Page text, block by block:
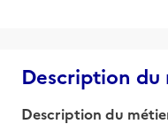
Description du
Description du